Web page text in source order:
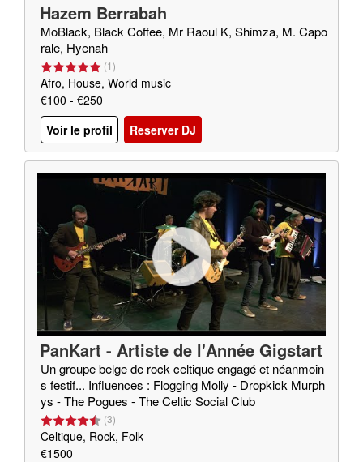
Hazem Berrabah
MoBlack, Black Coffee, Mr Raoul K, Shimza, M. Capo
rale, Hyenah
(1)
Afro, House, World music
€100 - €250
Voir le profil
Reserver DJ
PanKart - Artiste de l'Année Gigstart
er 2020
Un groupe belge de rock celtique engagé et néanmoin
s festif... Influences : Flogging Molly - Dropkick Murph
ys - The Pogues - The Celtic Social Club
(3)
Celtique, Rock, Folk
€1500